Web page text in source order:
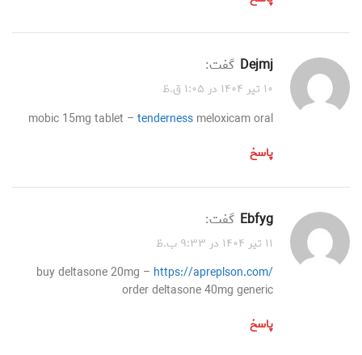
dejmj گفت:
۱۰ تیر ۱۴۰۴ در ۱:۰۵ ق.ظ
mobic 15mg tablet – tenderness meloxicam oral
پاسخ
ebfyg گفت:
۱۱ تیر ۱۴۰۴ در ۹:۳۳ ب.ظ
buy deltasone 20mg – https://apreplson.com/
order deltasone 40mg generic
پاسخ